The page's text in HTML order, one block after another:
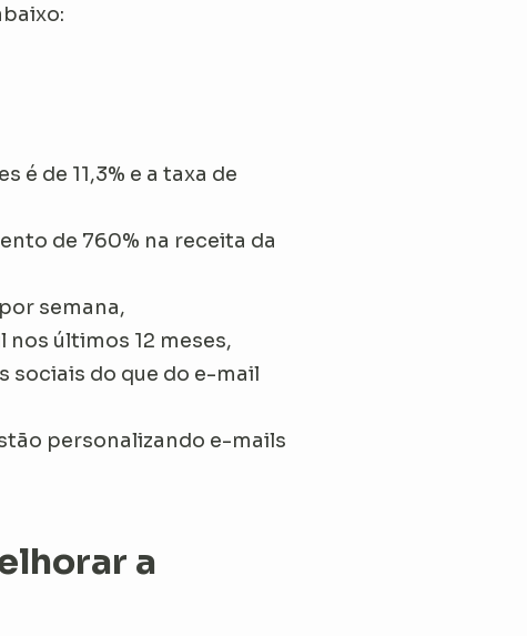
é de 11,3% e a taxa de
de 760% na receita da
semana,
últimos 12 meses,
sociais do que do e-mail
personalizando e-mails
a